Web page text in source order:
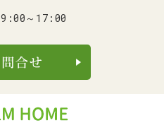
9:00～17:00